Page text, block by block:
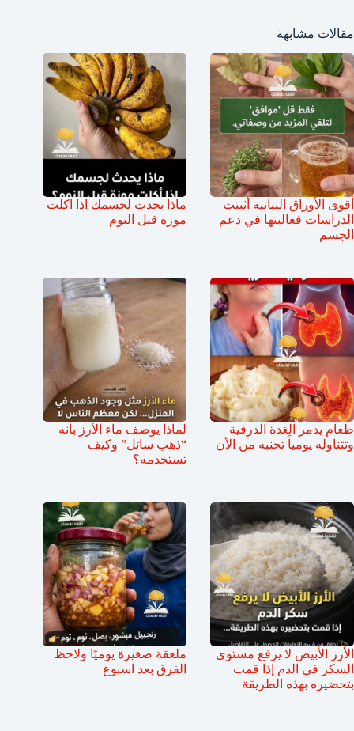
مقالات مشابهة
أقوى الأوراق النباتية أثبتت
الدراسات فعاليتها في دعم
الجسم
ماذا يحدث لجسمك اذا اكلت
موزة قبل النوم
طعام يدمر الغدة الدرقية
وتتناوله يومياً تجنبه من الأن
لماذا يوصف ماء الأرز بأنه
“ذهب سائل” وكيف
تستخدمه؟
الأرز الأبيض لا يرفع مستوى
السكر في الدم إذا قمت
بتحضيره بهذه الطريقة
ملعقة صغيرة يوميًا ولاحظ
الفرق بعد اسبوع